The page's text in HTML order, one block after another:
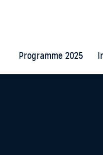
Programme 2025